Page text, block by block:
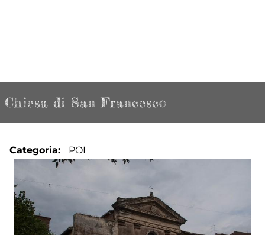
Chiesa di San Francesco
Categoria POI